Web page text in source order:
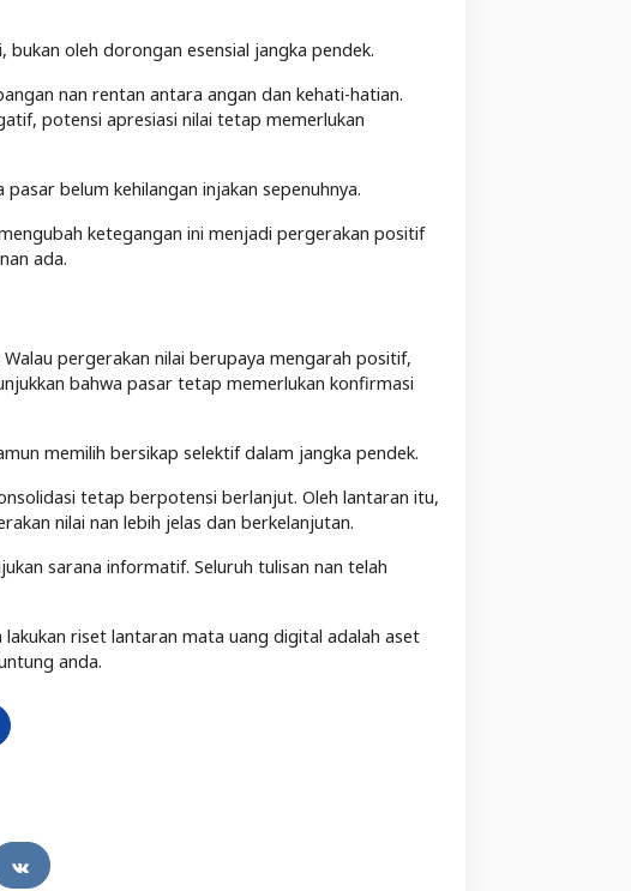
bukan oleh dorongan esensial jangka pendek.
nan rentan antara angan dan kehati-hatian.
potensi apresiasi nilai tetap memerlukan
belum kehilangan injakan sepenuhnya.
ketegangan ini menjadi pergerakan positif
ada.
pergerakan nilai berupaya mengarah positif,
bahwa pasar tetap memerlukan konfirmasi
memilih bersikap selektif dalam jangka pendek.
tetap berpotensi berlanjut. Oleh lantaran itu,
nilai nan lebih jelas dan berkelanjutan.
sarana informatif. Seluruh tulisan nan telah
riset lantaran mata uang digital adalah aset
anda.